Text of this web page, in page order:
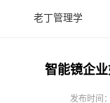
老丁管理学
智能镜企业
发布时间